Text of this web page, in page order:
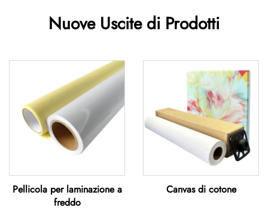
Nuove Uscite di Prodotti
Pellicola per laminazione a
freddo
Canvas di cotone